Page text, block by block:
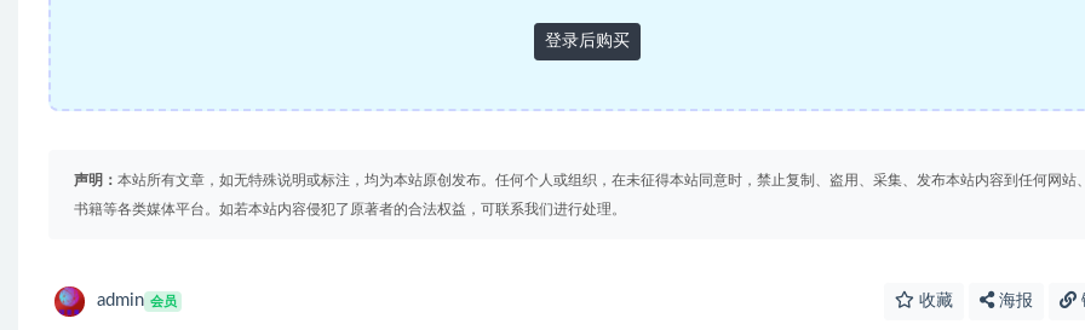
登录后购买
声明： 本站所有文章，如无特殊说明或标注，均为本站原创发布。任何个人或组织，在未征得本站同意时，禁止复制、盗用、采集、发布本站内容到任何网站
书籍等各类媒体平台。如若本站内容侵犯了原著者的合法权益，可联系我们进行处理。
admin 会员 收藏 海报